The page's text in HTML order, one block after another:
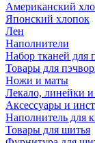
Американский
Японский хлопок
Лен
Наполнители
Набор тканей для
Товары для
Ножи и маты
Лекало, линейки
Аксессуары и
Наполнитель для
Товары для шитья